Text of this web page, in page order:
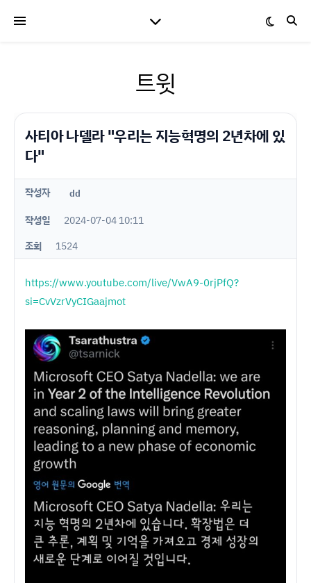
트윗
사티아 나델라 "우리는 지능혁명의 2년차에 있
다"
작성자 dd
작성일
2024-07-04 10:11
조회
1524
https://www.youtube.com/live/VwA9-0rjPfQ?
si=CvVzrVyCIGaajmot